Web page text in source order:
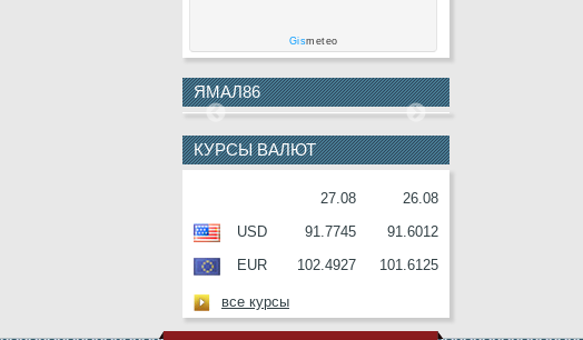
11
АВГУСТА
П.Н.Завальный
АВГУСТА
12
АВГУСТА
В.И.Ульянов
АВГУСТА
Gismeteo
ЯМАЛ86
КУРСЫ ВАЛЮТ
27.08 26.08
USD 91.7745 91.6012
EUR 102.4927 101.6125
все курсы